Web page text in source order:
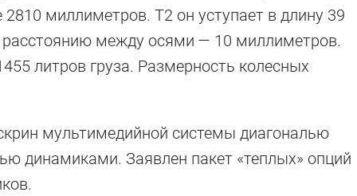
2810 миллиметров. T2 он уступает в длину 39
между осями — 10 миллиметров.
литров груза. Размерность колесных
мультимедийной системы диагональю
динамиками. Заявлен пакет «теплых» опций